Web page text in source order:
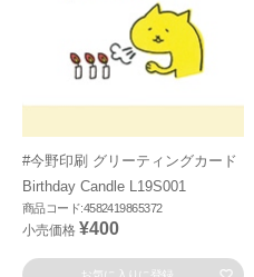
#今野印刷 グリーティングカード
Birthday Candle L19S001
商品コード:4582419865372
小売価格 ¥400